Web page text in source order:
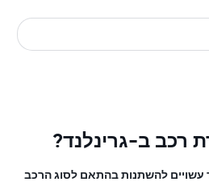
רכב ב-גרינלנד?
עשויים להשתנות בהתאם לסוג הרכב